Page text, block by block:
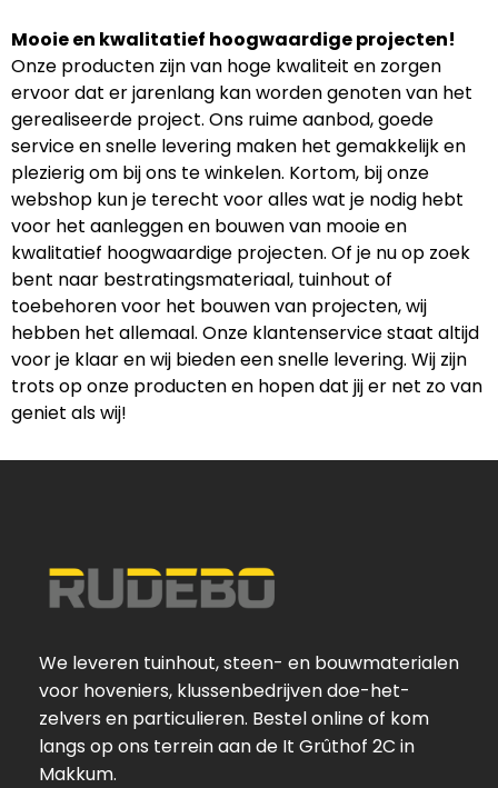
Mooie en kwalitatief hoogwaardige projecten!
Onze producten zijn van hoge kwaliteit en zorgen
ervoor dat er jarenlang kan worden genoten van het
gerealiseerde project. Ons ruime aanbod, goede
service en snelle levering maken het gemakkelijk en
plezierig om bij ons te winkelen. Kortom, bij onze
webshop kun je terecht voor alles wat je nodig hebt
voor het aanleggen en bouwen van mooie en
kwalitatief hoogwaardige projecten. Of je nu op zoek
bent naar bestratingsmateriaal, tuinhout of
toebehoren voor het bouwen van projecten, wij
hebben het allemaal. Onze klantenservice staat altijd
voor je klaar en wij bieden een snelle levering. Wij zijn
trots op onze producten en hopen dat jij er net zo van
geniet als wij!
We leveren tuinhout, steen- en bouwmaterialen
voor hoveniers, klussenbedrijven doe-het-
zelvers en particulieren. Bestel online of kom
langs op ons terrein aan de It Grûthof 2C in
Makkum.